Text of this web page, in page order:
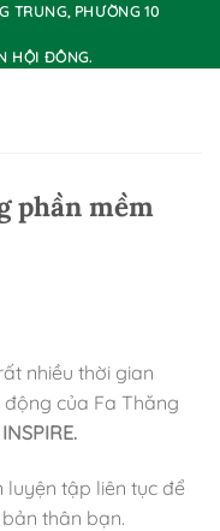
TRUNG, PHƯỜNG 10
HỘI ĐÔNG.
phần mềm
nhiều thời gian
của Fa Thăng
tập liên tục để
thân bạn.